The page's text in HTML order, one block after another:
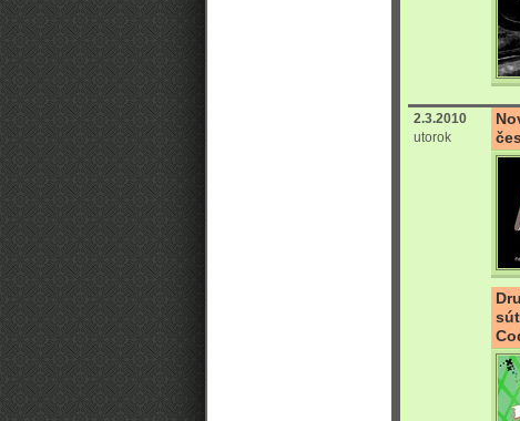
2.3.2010
utorok